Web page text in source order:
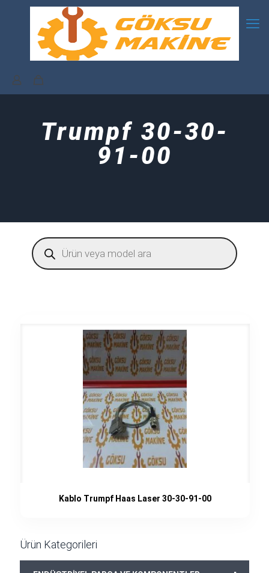
Trumpf 30-30-
91-00
Products
search
Kablo Trumpf Haas Laser 30-30-91-00
Ürün Kategorileri